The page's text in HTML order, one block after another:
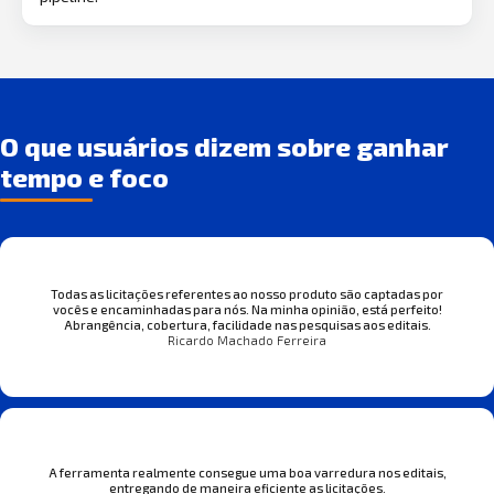
O que usuários dizem sobre ganhar
tempo e foco
Todas as licitações referentes ao nosso produto são captadas por
vocês e encaminhadas para nós. Na minha opinião, está perfeito!
Abrangência, cobertura, facilidade nas pesquisas aos editais.
Ricardo Machado Ferreira
A ferramenta realmente consegue uma boa varredura nos editais,
entregando de maneira eficiente as licitações.